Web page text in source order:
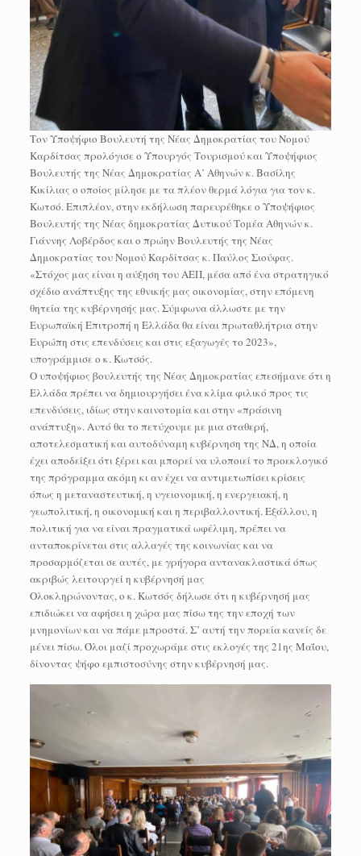
Τον Υποψήφιο Βουλευτή της Νέας Δημοκρατίας του Νομού
Καρδίτσας προλόγισε ο Υπουργός Τουρισμού και Υποψήφιος
Βουλευτής της Νέας Δημοκρατίας Α’ Αθηνών κ. Βασίλης
Κικίλιας ο οποίος μίλησε με τα πλέον θερμά λόγια για τον κ.
Κωτσό. Επιπλέον, στην εκδήλωση παρευρέθηκε ο Υποψήφιος
Βουλευτής της Νέας δημοκρατίας Δυτικού Τομέα Αθηνών κ.
Γιάννης Λοβέρδος και ο πρώην Βουλευτής της Νέας
Δημοκρατίας του Νομού Καρδίτσας κ. Παύλος Σιούφας.
«Στόχος μας είναι η αύξηση του ΑΕΠ, μέσα από ένα στρατηγικό
σχέδιο ανάπτυξης της εθνικής μας οικονομίας, στην επόμενη
θητεία της κυβέρνησής μας. Σύμφωνα άλλωστε με την
Ευρωπαϊκή Επιτροπή η Ελλάδα θα είναι πρωταθλήτρια στην
Ευρώπη στις επενδύσεις και στις εξαγωγές το 2023»,
υπογράμμισε ο κ. Κωτσός.
Ο υποψήφιος βουλευτής της Νέας Δημοκρατίας επεσήμανε ότι η
Ελλάδα πρέπει να δημιουργήσει ένα κλίμα φιλικό προς τις
επενδύσεις, ιδίως στην καινοτομία και στην «πράσινη
ανάπτυξη». Αυτό θα το πετύχουμε με μια σταθερή,
αποτελεσματική και αυτοδύναμη κυβέρνηση της ΝΔ, η οποία
έχει αποδείξει ότι ξέρει και μπορεί να υλοποιεί το προεκλογικό
της πρόγραμμα ακόμη κι αν έχει να αντιμετωπίσει κρίσεις
όπως η μεταναστευτική, η υγειονομική, η ενεργειακή, η
γεωπολιτική, η οικονομική και η περιβαλλοντική. Εξάλλου, η
πολιτική για να είναι πραγματικά ωφέλιμη, πρέπει να
ανταποκρίνεται στις αλλαγές της κοινωνίας και να
προσαρμόζεται σε αυτές, με γρήγορα αντανακλαστικά όπως
ακριβώς λειτουργεί η κυβέρνησή μας
Ολοκληρώνοντας, ο κ. Κωτσός δήλωσε ότι η κυβέρνησή μας
επιδιώκει να αφήσει η χώρα μας πίσω της την εποχή των
μνημονίων και να πάμε μπροστά. Σ’ αυτή την πορεία κανείς δε
μένει πίσω. Όλοι μαζί προχωράμε στις εκλογές της 21ης Μαΐου,
δίνοντας ψήφο εμπιστοσύνης στην κυβέρνησή μας.